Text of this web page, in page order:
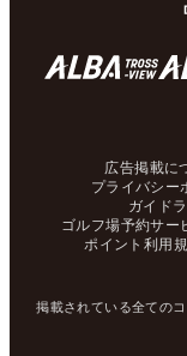
広告掲載に
プライバシー
ガイド
ゴルフ場予約サー
ポイント利用
掲載されている全ての